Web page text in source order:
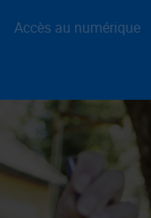
Accès au numérique